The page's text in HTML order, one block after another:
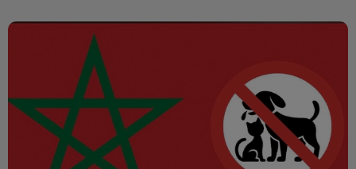
Reizen met huisdier naar Marokko